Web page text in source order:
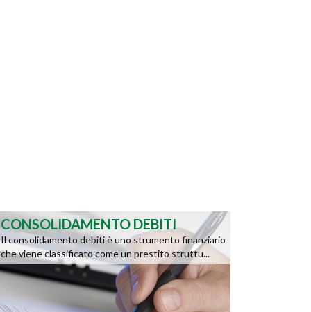
CONSOLIDAMENTO DEBITI
Il consolidamento debiti è uno strumento finanziario
che viene classificato come un prestito struttu...